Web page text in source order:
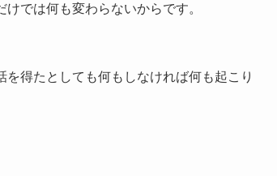
では何も変わらないからです。
得たとしても何もしなければ何も起こり